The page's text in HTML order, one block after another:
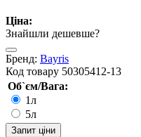
Ціна:
Знайшли дешевше?
Бренд: Bayris
Код товару 50305412-13
Об`єм/Вага:
1л
5л
Запит ціни